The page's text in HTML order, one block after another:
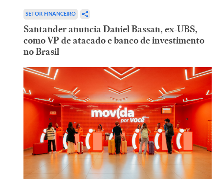
SETOR FINANCEIRO
Santander anuncia Daniel Bassan, ex-UBS,
como VP de atacado e banco de investimento
no Brasil